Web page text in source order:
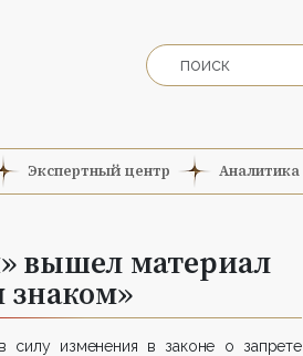
Экспертный центр Аналитика
вышел материал
силу изменения в законе о запрете